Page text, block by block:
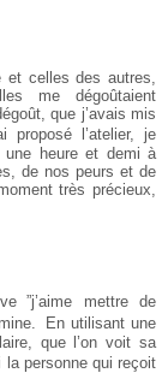
celles des autres,
me dégoûtaient
que j’avais mis
proposé l’atelier, je
une heure et demi à
de nos peurs et de
très précieux,
”j’aime mettre de
En utilisant une
que l’on voit sa
personne qui reçoit